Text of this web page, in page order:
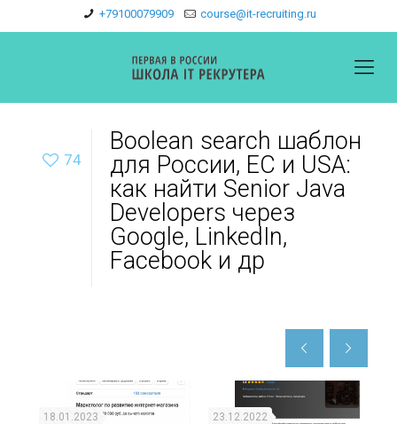
+79100079909 course@it-recruiting.ru
74
Boolean search шаблон
для России, EC и USA:
как найти Senior Java
Developers через
Google, LinkedIn,
Facebook и др
18.01.2023 23.12.2022